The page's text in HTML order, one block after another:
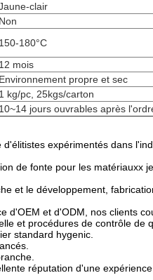
clair
Non
150-180°C
12 mois
Environnement propre et sec
1 kg/pc, 25kgs/carton
10~14 jours ouvrables après
expérimentés dans
de fonte pour les matériauxx
et le développement,
d'OEM et d'ODM, nos clients
et procédures de contrôle de
standard hygenic.
réputation d'une